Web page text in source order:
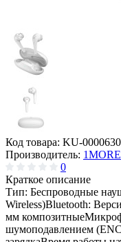
Код товара: KU-
Производитель: 1MORE
0
Краткое описание
Тип: Беспроводные
Wireless)Bluetooth:
мм
шумоподавлением